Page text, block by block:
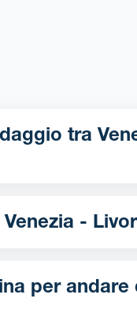
Venezia -
Qual è la distanza tra Venezia -
andare da